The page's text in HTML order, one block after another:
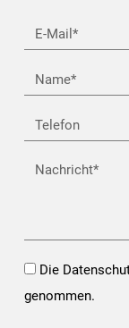
Name
Telefon
Nachricht
Opt-
In*
Die
genommen.